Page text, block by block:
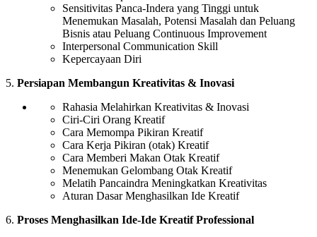
Sensitivitas Panca-Indera yang Tinggi untuk
Menemukan Masalah, Potensi Masalah dan Peluang
Bisnis atau Peluang Continuous Improvement
Interpersonal Communication Skill
Kepercayaan Diri
5. Persiapan Membangun Kreativitas & Inovasi
Rahasia Melahirkan Kreativitas & Inovasi
Ciri-Ciri Orang Kreatif
Cara Memompa Pikiran Kreatif
Cara Kerja Pikiran (otak) Kreatif
Cara Memberi Makan Otak Kreatif
Menemukan Gelombang Otak Kreatif
Melatih Pancaindra Meningkatkan Kreativitas
Aturan Dasar Menghasilkan Ide Kreatif
6. Proses Menghasilkan Ide-Ide Kreatif Professional